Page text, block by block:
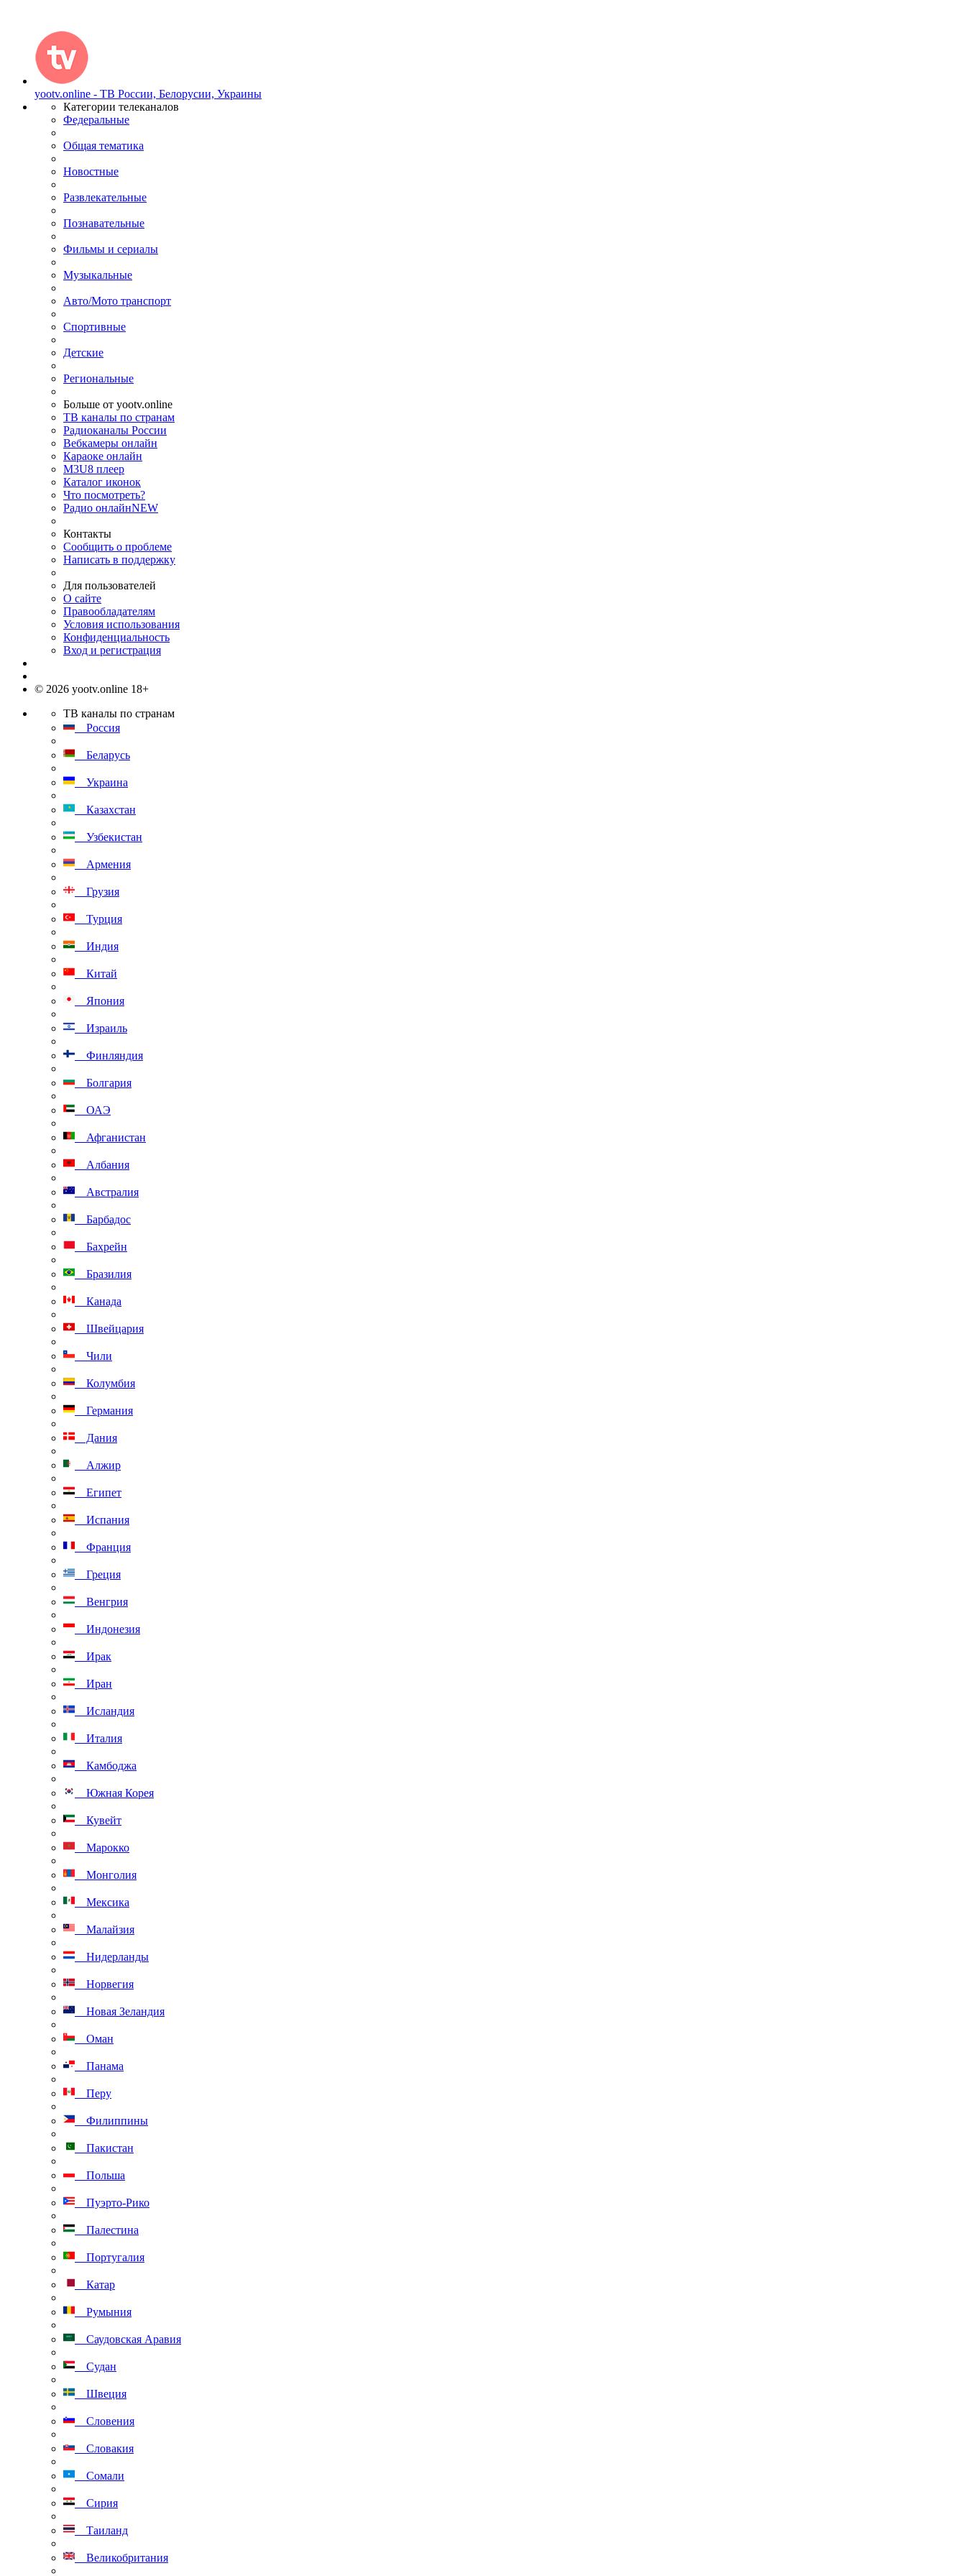
yootv.online - ТВ России, Белорусии, Украины
Категории телеканалов
Федеральные
Общая тематика
Новостные
Развлекательные
Познавательные
Фильмы и сериалы
Музыкальные
Авто/Мото транспорт
Спортивные
Детские
Региональные
Больше от yootv.online
ТВ каналы по странам
Радиоканалы России
Вебкамеры онлайн
Караоке онлайн
M3U8 плеер
Каталог иконок
Что посмотреть?
Радио онлайнNEW
Контакты
Сообщить о проблеме
Написать в поддержку
Для пользователей
О сайте
Правообладателям
Условия использования
Конфиденциальность
Вход и регистрация
© 2026 yootv.online 18+
ТВ каналы по странам
Россия
Беларусь
Украина
Казахстан
Узбекистан
Армения
Грузия
Турция
Индия
Китай
Япония
Израиль
Финляндия
Болгария
ОАЭ
Афганистан
Албания
Австралия
Барбадос
Бахрейн
Бразилия
Канада
Швейцария
Чили
Колумбия
Германия
Дания
Алжир
Египет
Испания
Франция
Греция
Венгрия
Индонезия
Ирак
Иран
Исландия
Италия
Камбоджа
Южная Корея
Кувейт
Марокко
Монголия
Мексика
Малайзия
Нидерланды
Норвегия
Новая Зеландия
Оман
Панама
Перу
Филиппины
Пакистан
Польша
Пуэрто-Рико
Палестина
Португалия
Катар
Румыния
Саудовская Аравия
Судан
Швеция
Словения
Словакия
Сомали
Сирия
Таиланд
Великобритания